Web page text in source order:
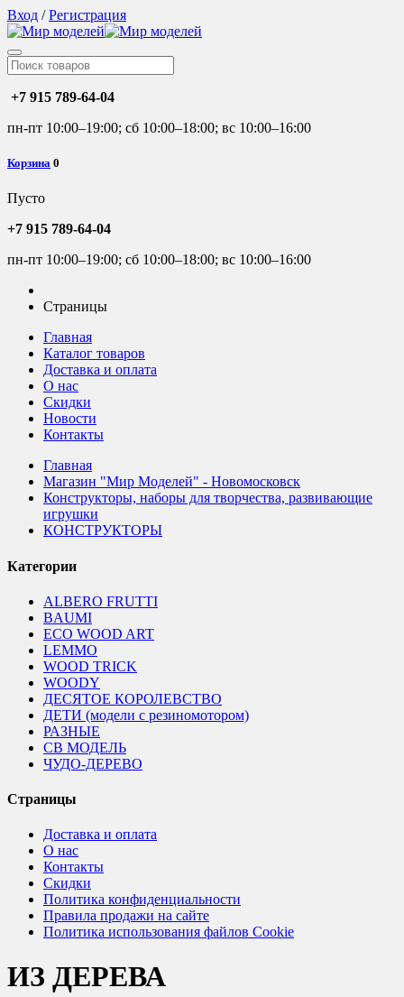
Вход /Регистрация
+7 915 789-64-04
пн-пт 10:00–19:00; сб 10:00–18:00; вс 10:00–16:00
Корзина 0
Пусто
+7 915 789-64-04
пн-пт 10:00–19:00; сб 10:00–18:00; вс 10:00–16:00
Страницы
Главная
Каталог товаров
Доставка и оплата
О нас
Скидки
Новости
Контакты
Главная
Магазин "Мир Моделей" - Новомосковск
Конструкторы, наборы для творчества, развивающие
игрушки
КОНСТРУКТОРЫ
Категории
ALBERO FRUTTI
BAUMI
ECO WOOD ART
LEMMO
WOOD TRICK
WOODY
ДЕСЯТОЕ КОРОЛЕВСТВО
ДЕТИ (модели с резиномотором)
РАЗНЫЕ
СВ МОДЕЛЬ
ЧУДО-ДЕРЕВО
Страницы
Доставка и оплата
О нас
Контакты
Скидки
Политика конфиденциальности
Правила продажи на сайте
Политика использования файлов Cookie
ИЗ ДЕРЕВА